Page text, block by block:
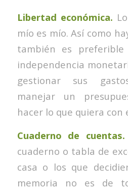
Libertad económica.
mío es mío. Así como
también es
independencia
gestionar sus
manejar un
hacer lo que quiera con
Cuaderno de cuentas.
cuaderno o tabla de
casa o los que
memoria no es de